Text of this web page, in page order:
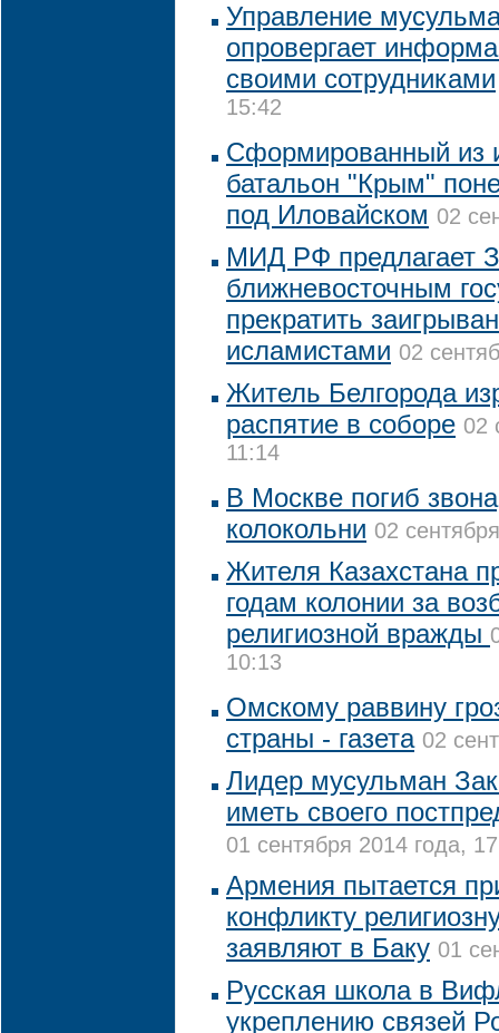
Управление
опровергает
своими сотрудниками
15:42
Сформированный из
батальон "Крым"
под Иловайском 02
МИД РФ предлагает
ближневосточным
прекратить
исламистами 02
Житель Белгорода
распятие в соборе 02
11:14
В Москве погиб
колокольни 02
Жителя Казахстана
годам колонии за
религиозной вражды
10:13
Омскому раввину
страны - газета 02
Лидер мусульман
иметь своего
01 сентября 2014 года,
Армения пытается
конфликту
заявляют в Баку 01
Русская школа в
укреплению связей